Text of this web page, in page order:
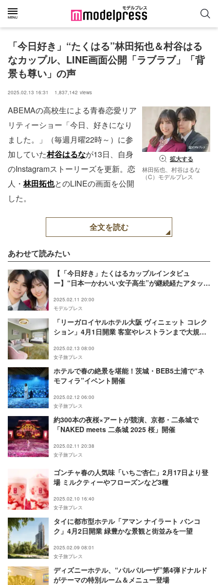
「今日好き」“たくはる”林田拓也＆村谷はる
なカップル、LINE画面公開「ラブラブ」「背
景も尊い」の声
2025.02.13 16:31 1,837,142 views
拡大する
林田拓也、村谷はるな
（C）モデルプレス
ABEMAの高校生による青春恋愛リア
リティーショー「今日、好きになり
ました。」（毎週月曜22時～）に参
加していた村谷はるなが13日、自身
のInstagramストーリーズを更新。恋
人・林田拓也とのLINEの画面を公開
した。
全文を読む
あわせて読みたい
【「今日好き」たくはるカップルインタビュ
ー】“日本一かわいい女子高生”が継続経たアタック
した」
2025.02.11 20:00
モデルプレス
「リーガロイヤルホテル大阪 ヴィニェット コレク
ション」4月1日開業 客室やレストランまで大規模
2025.02.13 08:00
女子旅プレス
ホテルで春の絶景を堪能！茨城・BEB5土浦で“ネ
モフィラ”イベント開催
2025.02.12 06:00
女子旅プレス
約300本の夜桜×アートが競演、京都・二条城で
「NAKED meets 二条城 2025 桜」開催
2025.02.11 20:38
女子旅プレス
ゴンチャ春の人気味「いちご杏仁」2月17日より登
場 ミルクティーやフローズンなど3種
2025.02.10 16:40
女子旅プレス
タイに都市型ホテル「アマン ナイラート バンコ
ク」4月2日開業 緑豊かな景観と街並みを一望
2025.02.09 08:01
女子旅プレス
ディズニーホテル、“パルパルーザ”第4弾ドナルド
がテーマの特別ルーム＆メニュー登場